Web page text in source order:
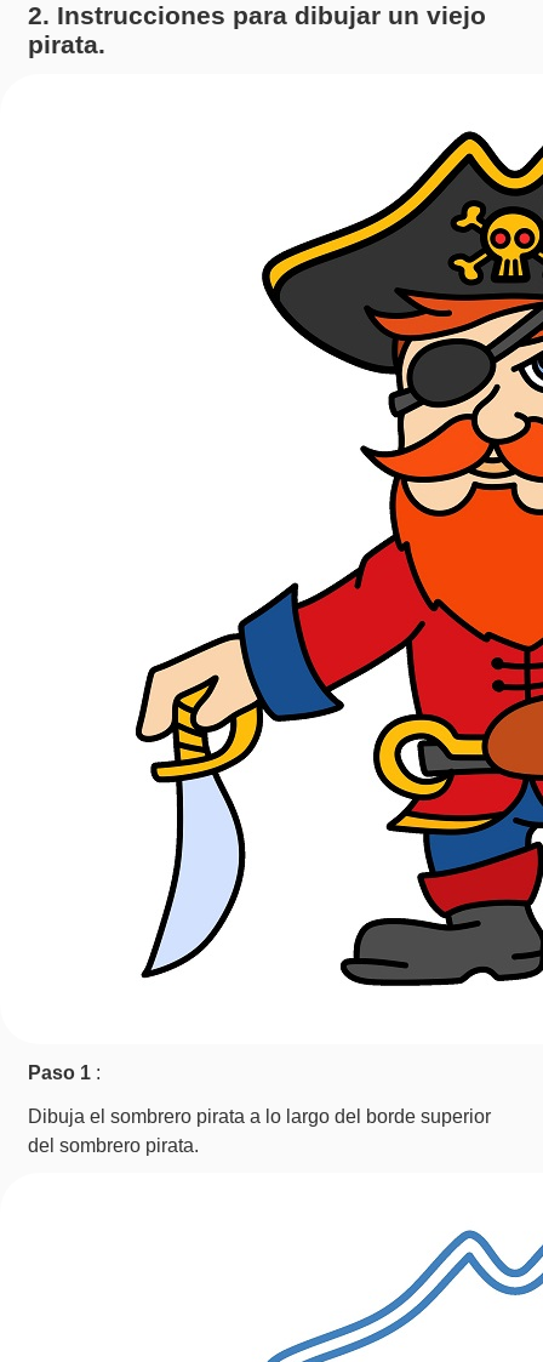
2. Instrucciones para dibujar un viejo
pirata.
Paso 1 :
Dibuja el sombrero pirata a lo largo del borde superior
del sombrero pirata.